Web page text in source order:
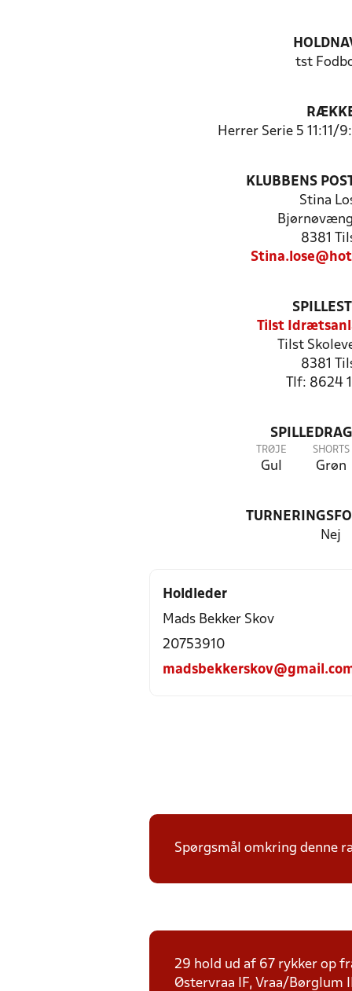
tst
Herrer Serie 5 11:11/
KLUBBENS
Stina
8381
Tilst
Tilst
8381
Tlf: 8624
TRØJE
Gul
SHORTS
Grøn
Nej
Holdleder
Mads Bekker Skov
20753910
Spørgsmål omkring denne
29 hold ud af 67 rykker op
Østervraa IF, Vraa/Børglum